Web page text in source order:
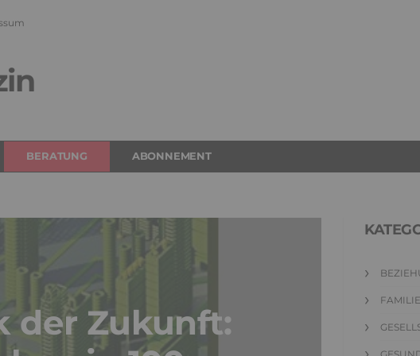
BERATUNG ABONNEMENT
der Zukunft: